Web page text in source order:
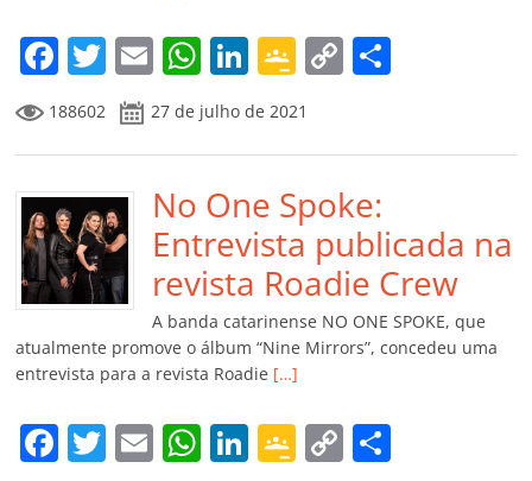
m
F
a
c
e
b
o
o
k
T
w
itt
er
E
m
ai
l
W
h
at
s
A
p
p
Li
n
k
e
dI
n
G
o
o
gl
e
Cl
a
ss
ro
o
m
C
y
Li
n
k
p
til
h
ar
188602 27 de julho de 2021
No One Spoke:
Entrevista publicada na
revista Roadie Crew
A banda catarinense NO ONE SPOKE, que
atualmente promove o álbum “Nine Mirrors”, concedeu uma
entrevista para a revista Roadie […]
F T E W Li G C